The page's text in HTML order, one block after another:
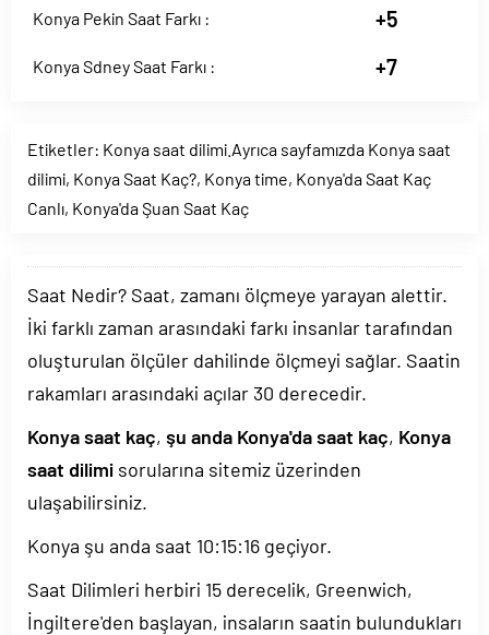
Konya Pekin Saat Farkı : +5
Konya Sdney Saat Farkı : +7
Etiketler: Konya saat dilimi.Ayrıca sayfamızda Konya saat
dilimi, Konya Saat Kaç?, Konya time, Konya'da Saat Kaç
Canlı, Konya'da Şuan Saat Kaç
Saat Nedir? Saat, zamanı ölçmeye yarayan alettir.
İki farklı zaman arasındaki farkı insanlar tarafından
oluşturulan ölçüler dahilinde ölçmeyi sağlar. Saatin
rakamları arasındaki açılar 30 derecedir.
Konya saat kaç, şu anda Konya'da saat kaç, Konya
saat dilimi sorularına sitemiz üzerinden
ulaşabilirsiniz.
Konya şu anda saat 10:15:17 geçiyor.
Saat Dilimleri herbiri 15 derecelik, Greenwich,
İngiltere'den başlayan, insaların saatin bulundukları